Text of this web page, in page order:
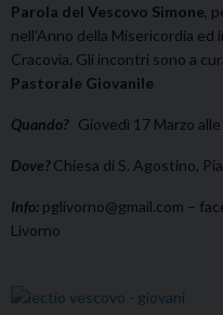
Parola del Vescovo Simone ,
nell’Anno della Misericordia ed
Cracovia. Gli incontri sono a
Pastorale Giovanile
Quando? Giovedì 17 Marzo alle
Dove?Chiesa di S. Agostino,
Info: pglivorno@gmail.com –
Livorno